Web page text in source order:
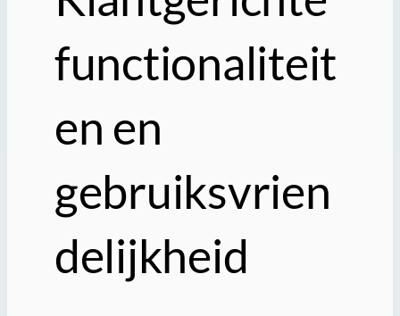
functionaliteit
en en
gebruiksvrien
delijkheid